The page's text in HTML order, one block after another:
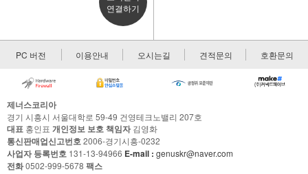
연결하기
PC 버전 이용안내 오시는길 견적문의 호환문의
제너스코리아
경기 시흥시 서울대학로 59-49 건영테크노밸리 207호
대표 홍인표 개인정보 보호 책임자김영화
통신판매업신고번호2006-경기시흥-0232
사업자 등록번호 131-13-94966 E-mail : genuskr@naver.com
전화0502-999-5678 팩스